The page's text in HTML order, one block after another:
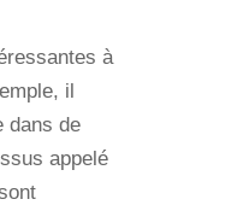
à
il
dans de
appelé